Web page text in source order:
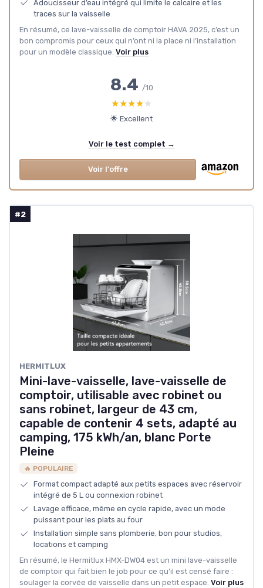
Adoucisseur d’eau intégré qui limite le calcaire et les
traces sur la vaisselle
En résumé, ce lave-vaisselle de comptoir HAVA 2025, c’est un
bon compromis pour ceux qui n’ont ni la place ni l’installation
pour un modèle classique. Voir plus
8.4 /10
★★★★★
★★★★★
🌟 Excellent
Voir le test complet →
Voir l'offre
#2
HERMITLUX
Mini-lave-vaisselle, lave-vaisselle de
comptoir, utilisable avec robinet ou
sans robinet, largeur de 43 cm,
capable de contenir 4 sets, adapté au
camping, 175 kWh/an, blanc Porte
Pleine
🔥 POPULAIRE
Format compact adapté aux petits espaces avec réservoir
intégré de 5 L ou connexion robinet
Lavage efficace, même en cycle rapide, avec un mode
puissant pour les plats au four
Installation simple sans plomberie, bon pour studios,
locations et camping
En résumé, le Hermitlux HMX-DW04 est un mini lave-vaisselle
de comptoir qui fait bien le job pour ce qu’il est censé faire :
soulager la corvée de vaisselle dans un petit espace. Voir plus